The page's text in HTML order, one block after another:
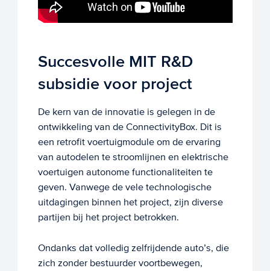
Succesvolle MIT R&D
subsidie voor project
De kern van de innovatie is gelegen in de
ontwikkeling van de ConnectivityBox. Dit is
een retrofit voertuigmodule om de ervaring
van autodelen te stroomlijnen en elektrische
voertuigen autonome functionaliteiten te
geven. Vanwege de vele technologische
uitdagingen binnen het project, zijn diverse
partijen bij het project betrokken.
Ondanks dat volledig zelfrijdende auto’s, die
zich zonder bestuurder voortbewegen,